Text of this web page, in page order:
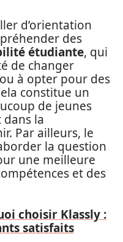
d’orientation
des
étudiante, qui
de changer
à opter pour des
constitue un
de jeunes
la
Par ailleurs, le
la question
une meilleure
et des
choisir Klassly :
satisfaits